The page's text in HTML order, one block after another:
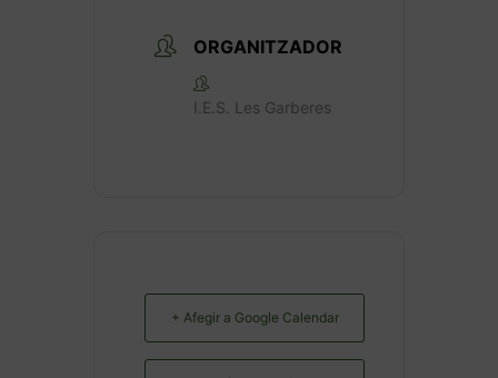
ORGANITZADOR
I.E.S. Les Garberes
+ Afegir a Google Calendar